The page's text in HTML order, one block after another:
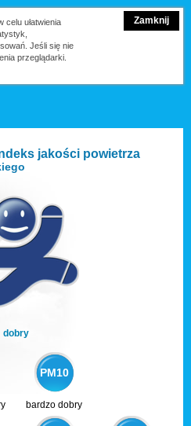
Zamknij
celu ułatwienia
Jeśli się nie
przeglądarki.
jakości powietrza
dobry
PM10
bardzo dobry